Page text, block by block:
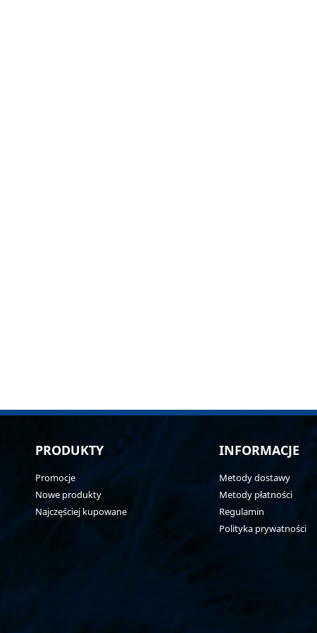
PRODUKTY
Promocje
Nowe produkty
Najczęściej kupowane
INFORMACJE
Metody dostawy
Metody płatności
Regulamin
Polityka prywatności